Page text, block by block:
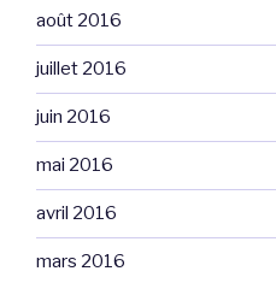
août 2016
juillet 2016
juin 2016
mai 2016
avril 2016
mars 2016